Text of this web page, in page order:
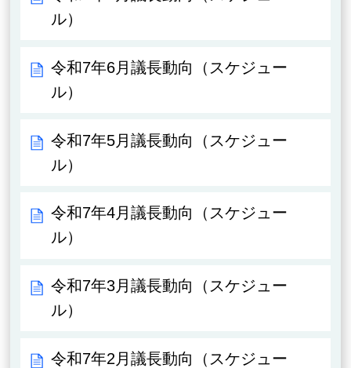
ル）
令和7年6月議長動向（スケジュー
ル）
令和7年5月議長動向（スケジュー
ル）
令和7年4月議長動向（スケジュー
ル）
令和7年3月議長動向（スケジュー
ル）
令和7年2月議長動向（スケジュー